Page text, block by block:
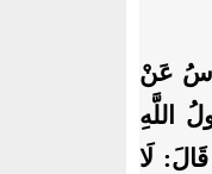
عَنْ
اللَّهِ
لَا